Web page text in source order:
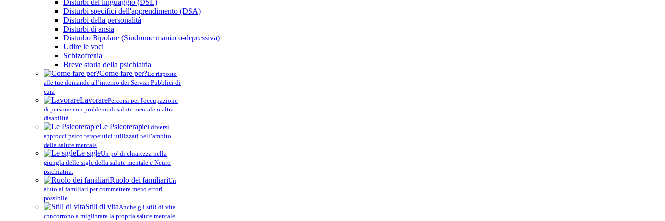
Disturbi del linguaggio (DSL)
Disturbi specifici dell'apprendimento (DSA)
Disturbi della personalità
Disturbi di ansia
Disturbo Bipolare (Sindrome maniaco-depressiva)
Udire le voci
Schizofrenia
Breve storia della psichiatria
Come fare per?Le risposte
alle tue domande all’interno dei Servizi Pubblici di
cura
LavorarePercorsi per l'occupazione
di persone con problemi di salute mentale o altra
disabilità
Le PsicoterapieI diversi
approcci psico terapeutici utilizzati nell’ambito
della salute mentale
Le sigleUn po' di chiarezza nella
giungla delle sigle della salute mentale e Neuro
psichiatria.
Ruolo dei familiariUn
aiuto ai familiari per commettere meno errori
possibile
Stili di vitaAnche gli stili di vita
concorrono a migliorare la propria salute mentale